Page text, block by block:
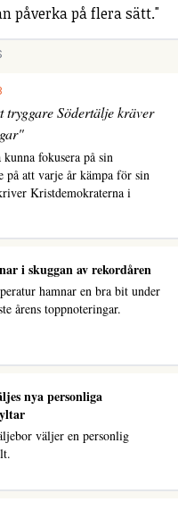
påverka på flera sätt."
Södertälje kräver
fokusera på sin
på att varje år kämpa för sin
Kristdemokraterna i
i skuggan av rekordåren
hamnar en bra bit under
årens toppnoteringar.
nya personliga
väljer en personlig